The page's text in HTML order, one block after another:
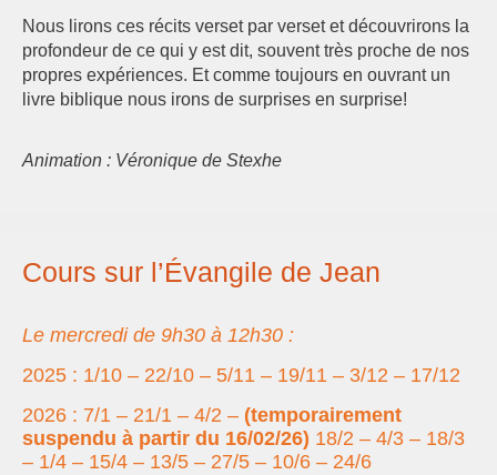
Nous lirons ces récits verset par verset et découvrirons la
profondeur de ce qui y est dit, souvent très proche de nos
propres expériences. Et comme toujours en ouvrant un
livre biblique nous irons de surprises en surprise!
Animation : Véronique de Stexhe
Cours sur l’Évangile de Jean
Le mercredi de 9h30 à 12h30 :
2025 : 1/10 – 22/10 – 5/11 – 19/11 – 3/12 – 17/12
2026 : 7/1 – 21/1 – 4/2 – (temporairement
suspendu à partir du 16/02/26) 18/2 – 4/3 – 18/3
– 1/4 – 15/4 – 13/5 – 27/5 – 10/6 – 24/6